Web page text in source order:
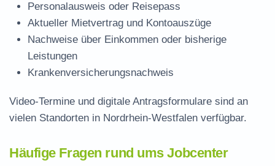
Personalausweis oder Reisepass
Aktueller Mietvertrag und Kontoauszüge
Nachweise über Einkommen oder bisherige
Leistungen
Krankenversicherungsnachweis
Video-Termine und digitale Antragsformulare sind an
vielen Standorten in Nordrhein-Westfalen verfügbar.
Häufige Fragen rund ums Jobcenter